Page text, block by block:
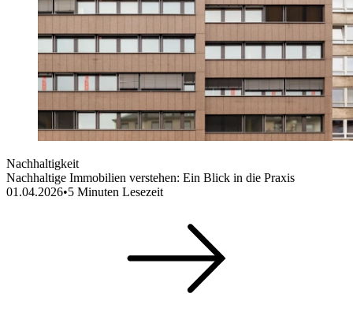
Nachhaltigkeit
Nachhaltige Immobilien verstehen: Ein Blick in die Praxis
01.04.2026•5 Minuten Lesezeit